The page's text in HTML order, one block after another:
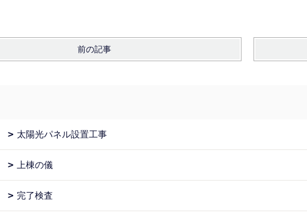
前の記事
太陽光パネル設置工事
上棟の儀
完了検査